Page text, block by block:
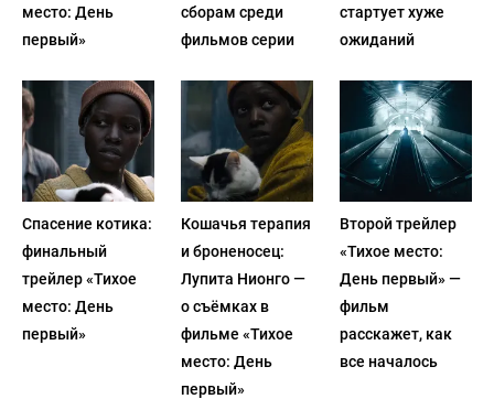
место: День
первый»
сборам среди
фильмов серии
стартует хуже
ожиданий
Спасение котика:
финальный
трейлер «Тихое
место: День
первый»
Кошачья терапия
и броненосец:
Лупита Нионго —
о съёмках в
фильме «Тихое
место: День
первый»
Второй трейлер
«Тихое место:
День первый» —
фильм
расскажет, как
все началось